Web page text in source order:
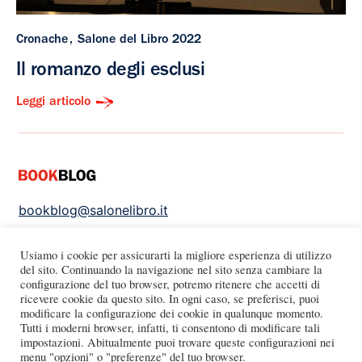
Cronache Salone del Libro 2022
Il romanzo degli esclusi
Leggi articolo
bookblog@salonelibro.it
Con il sostegno di
Usiamo i cookie per assicurarti la migliore esperienza di utilizzo
del sito. Continuando la navigazione nel sito senza cambiare la
configurazione del tuo browser, potremo ritenere che accetti di
ricevere cookie da questo sito. In ogni caso, se preferisci, puoi
modificare la configurazione dei cookie in qualunque momento.
Tutti i moderni browser, infatti, ti consentono di modificare tali
impostazioni. Abitualmente puoi trovare queste configurazioni nei
menu "opzioni" o "preferenze" del tuo browser.